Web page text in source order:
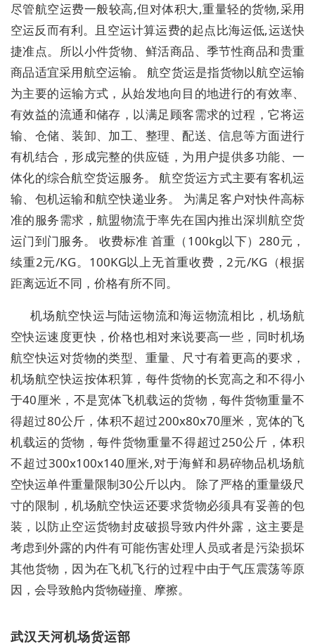
尽管航空运费一般较高,但对体积大,重量轻的货物,采用
空运反而有利。且空运计算运费的起点比海运低,运送快
捷准点。所以小件货物、鲜活商品、季节性商品和贵重
商品适宜采用航空运输。 航空货运是指货物以航空运输
为主要的运输方式，从始发地向目的地进行的有效率、
有效益的流通和储存，以满足顾客需求的过程，它将运
输、仓储、装卸、加工、整理、配送、信息等方面进行
有机结合，形成完整的供应链，为用户提供多功能、一
体化的综合航空货运服务。 航空货运方式主要有客机运
输、包机运输和航空快递业务。 为满足客户对快件高标
准的服务需求，航盟物流于率先在国内推出深圳航空货
运门到门服务。 收费标准 首重（100kg以下）280元，
续重2元/KG。100KG以上无首重收费，2元/KG（根据
距离远近不同，价格有所不同。
机场航空快运与陆运物流和海运物流相比，机场航
空快运速度更快，价格也相对来说要高一些，同时机场
航空快运对货物的类型、重量、尺寸有着更高的要求，
机场航空快运按体积算，每件货物的长宽高之和不得小
于40厘米，不是宽体飞机载运的货物，每件货物重量不
得超过80公斤，体积不超过200x80x70厘米，宽体的飞
机载运的货物，每件货物重量不得超过250公斤，体积
不超过300x100x140厘米,对于海鲜和易碎物品机场航
空快运单件重量限制30公斤以内。 除了严格的重量级尺
寸的限制，机场航空快运还要求货物必须具有妥善的包
装，以防止空运货物封皮破损导致内件外露，这主要是
考虑到外露的内件有可能伤害处理人员或者是污染损坏
其他货物，因为在飞机飞行的过程中由于气压震荡等原
因，会导致舱内货物碰撞、摩擦。
武汉天河机场货运部